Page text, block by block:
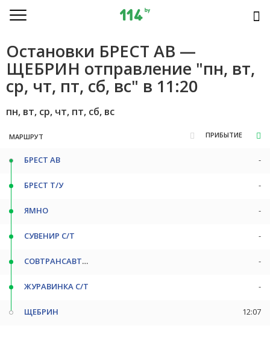
Остановки БРЕСТ АВ —
ЩЕБРИН отправление "пн, вт,
ср, чт, пт, сб, вс" в 11:20
пн, вт, ср, чт, пт, сб, вс
МАРШРУТ ПРИБЫТИЕ
БРЕСТ АВ -
БРЕСТ Т/У -
ЯМНО -
СУВЕНИР С/Т -
СОВТРАНСАВТО С/Т -
ЖУРАВИНКА С/Т -
ЩЕБРИН 12:07